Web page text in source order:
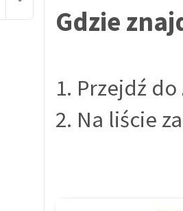
Gdzie
1. Przejdź do
2. Na liście